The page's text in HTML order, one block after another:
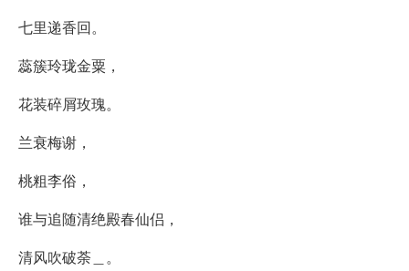
七里递香回。
蕊簇玲珑金粟，
花装碎屑玫瑰。
兰衰梅谢，
桃粗李俗，
谁与追随清绝殿春仙侣，
清风吹破荼＿。